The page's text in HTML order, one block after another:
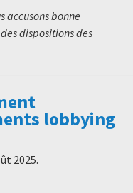
accusons bonne
dispositions des
lobbying
2025.